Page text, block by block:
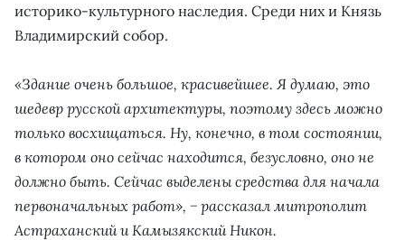
историко-культурного наследия. Среди них и Князь
Владимирский собор.
«Здание очень большое, красивейшее. Я думаю, это
шедевр русской архитектуры, поэтому здесь можно
только восхищаться. Ну, конечно, в том состоянии,
в котором оно сейчас находится, безусловно, оно не
должно быть. Сейчас выделены средства для начала
первоначальных работ», − рассказал митрополит
Астраханский и Камызякский Никон.